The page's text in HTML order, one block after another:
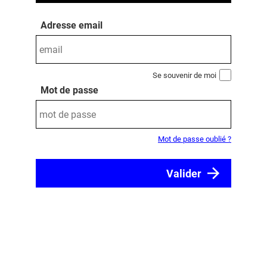
Adresse email
Se souvenir de moi
Mot de passe
Mot de passe oublié ?